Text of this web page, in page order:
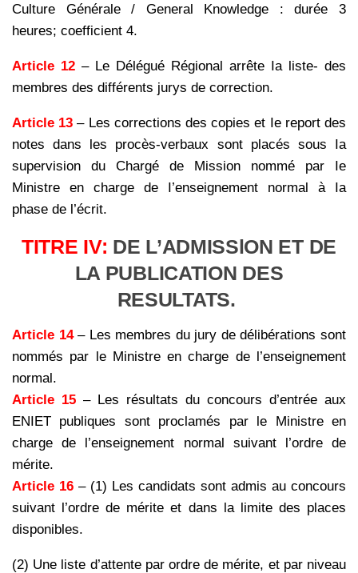
Culture Générale / General Knowledge : durée 3
heures; coefficient 4.
Article 12 – Le Délégué Régional arrête Ia liste- des
membres des différents jurys de correction.
Article 13 – Les corrections des copies et Ie report des
notes dans les procès-verbaux sont placés sous Ia
supervision du Chargé de Mission nommé par Ie
Ministre en charge de I’enseignement normal à Ia
phase de l’écrit.
TITRE IV: DE L’ADMISSlON ET DE
LA PUBLICATION DES
RESULTATS.
Article 14– Les membres du jury de délibérations sont
nommés par le Ministre en charge de l’enseignement
normal.
Article 15 – Les résultats du concours d’entrée aux
ENIET publiques sont proclamés par le Ministre en
charge de l’enseignement normal suivant l’ordre de
mérite.
Article 16 – (1) Les candidats sont admis au concours
suivant l’ordre de mérite et dans la limite des places
disponibles.
(2) Une liste d’attente par ordre de mérite, et par niveau